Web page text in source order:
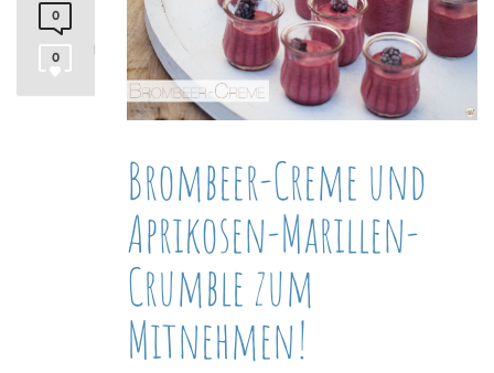
0
0
Brombeer-Creme und
Aprikosen-Marillen-
Crumble zum
Mitnehmen!